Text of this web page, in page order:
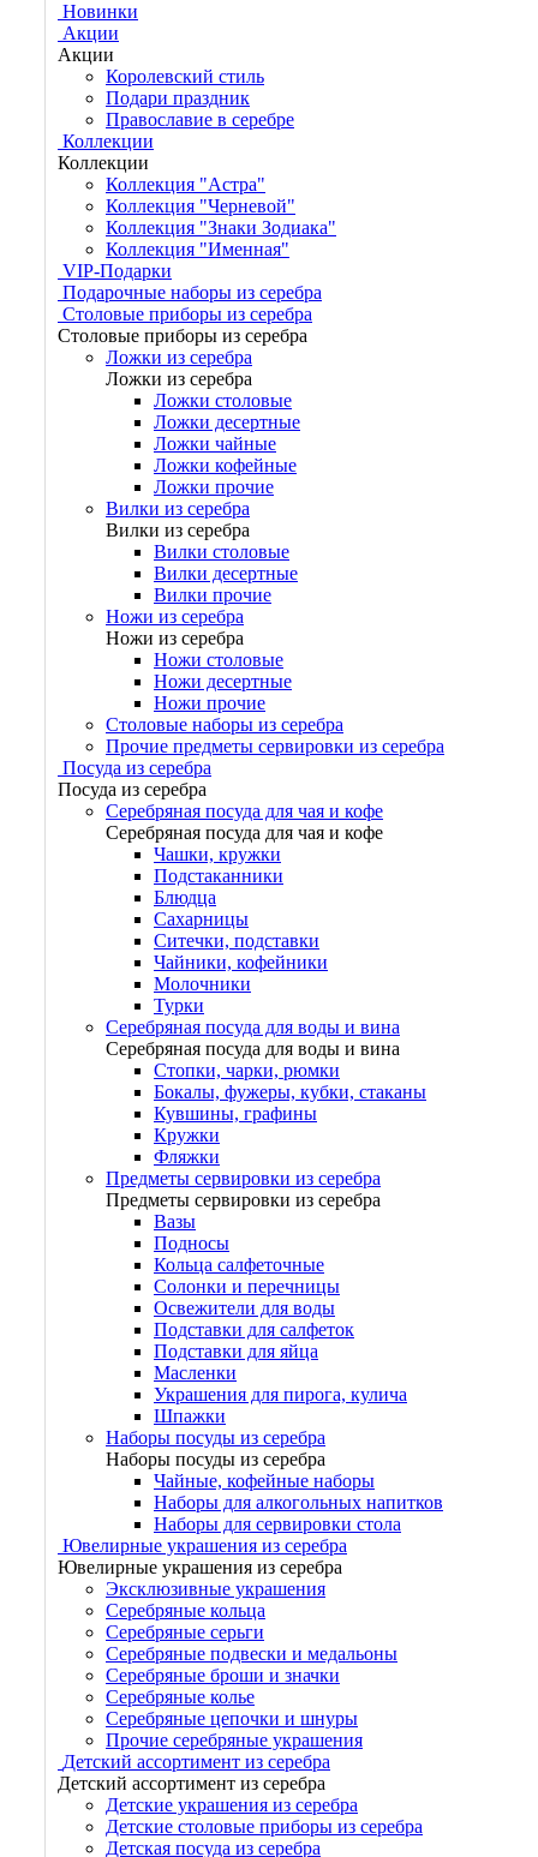
Новинки
Акции
Акции
Королевский стиль
Подари праздник
Православие в серебре
Коллекции
Коллекции
Коллекция "Астра"
Коллекция "Черневой"
Коллекция "Знаки Зодиака"
Коллекция "Именная"
VIP-Подарки
Подарочные наборы из серебра
Столовые приборы из серебра
Столовые приборы из серебра
Ложки из серебра
Ложки из серебра
Ложки столовые
Ложки десертные
Ложки чайные
Ложки кофейные
Ложки прочие
Вилки из серебра
Вилки из серебра
Вилки столовые
Вилки десертные
Вилки прочие
Ножи из серебра
Ножи из серебра
Ножи столовые
Ножи десертные
Ножи прочие
Столовые наборы из серебра
Прочие предметы сервировки из серебра
Посуда из серебра
Посуда из серебра
Серебряная посуда для чая и кофе
Серебряная посуда для чая и кофе
Чашки, кружки
Подстаканники
Блюдца
Сахарницы
Ситечки, подставки
Чайники, кофейники
Молочники
Турки
Серебряная посуда для воды и вина
Серебряная посуда для воды и вина
Стопки, чарки, рюмки
Бокалы, фужеры, кубки, стаканы
Кувшины, графины
Кружки
Фляжки
Предметы сервировки из серебра
Предметы сервировки из серебра
Вазы
Подносы
Кольца салфеточные
Солонки и перечницы
Освежители для воды
Подставки для салфеток
Подставки для яйца
Масленки
Украшения для пирога, кулича
Шпажки
Наборы посуды из серебра
Наборы посуды из серебра
Чайные, кофейные наборы
Наборы для алкогольных напитков
Наборы для сервировки стола
Ювелирные украшения из серебра
Ювелирные украшения из серебра
Эксклюзивные украшения
Серебряные кольца
Серебряные серьги
Серебряные подвески и медальоны
Серебряные броши и значки
Серебряные колье
Серебряные цепочки и шнуры
Прочие серебряные украшения
Детский ассортимент из серебра
Детский ассортимент из серебра
Детские украшения из серебра
Детские столовые приборы из серебра
Детская посуда из серебра